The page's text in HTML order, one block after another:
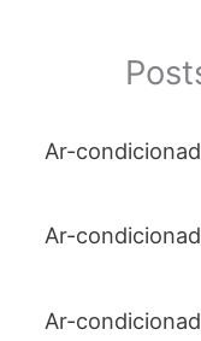
Ar-
Ar-
Ar-